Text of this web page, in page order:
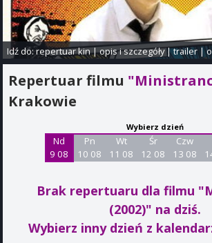
Idź do:repertuar kin|opis i szczegóły|trailer |
Repertuar filmu
Krakowie
Wybierz dzień
Nd
9 08
Pn
10 08
Wt
11 08
Śr
12 08
Czw
13 08
Brak repertuaru dla filmu
(2002)" na dziś.
Wybierz inny dzień z